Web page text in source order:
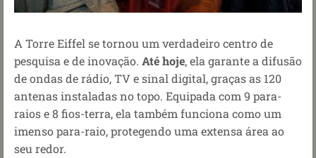
A Torre Eiffel se tornou um verdadeiro centro de
pesquisa e de inovação. Até hoje, ela garante a difusão
de ondas de rádio, TV e sinal digital, graças as 120
antenas instaladas no topo. Equipada com 9 para-
raios e 8 fios-terra, ela também funciona como um
imenso para-raio, protegendo uma extensa área ao
seu redor.